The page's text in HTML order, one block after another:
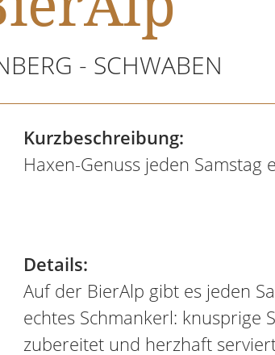
- SCHWABEN
Kurzbeschreibung:
Haxen-Genuss jeden Samstag
Details:
Auf der BierAlp gibt es jeden
echtes Schmankerl: knusprige
zubereitet und herzhaft